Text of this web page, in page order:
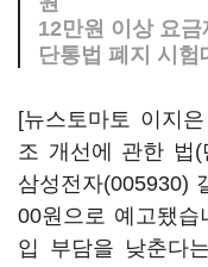
12만원 이상 요
단통법 폐지 시
[뉴스토마토 이지
조 개선에 관한 법(
삼성전자(005930)
00원으로 예고됐
입 부담을 낮춘다